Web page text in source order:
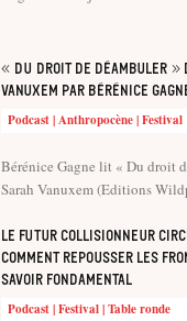
« Du droit de déambuler »
Vanuxem par Bérénice
Podcast | Anthropocène | Festival
Bérénice Gagne lit « Du droit
Sarah Vanuxem (Editions
Le Futur Collisionneur
comment repousser les
savoir fondamental
Podcast | Festival | Table ronde